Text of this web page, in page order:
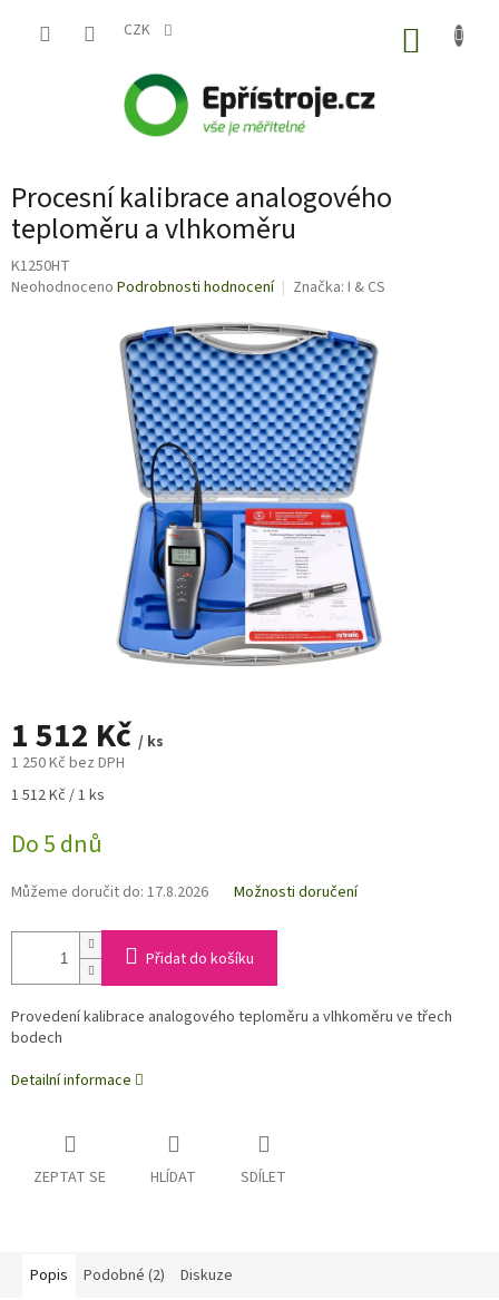
CZK
Procesní kalibrace analogového
teploměru a vlhkoměru
K1250HT
Průměrné
Neohodnoceno Podrobnosti hodnocení Značka: I & CS
1 512 Kč / ks
1 250 Kč bez DPH
Měrná
1 512 Kč / 1 ks
Do 5 dnů
Můžeme doručit do: 17.8.2026 Možnosti doručení
Přidat do košíku
Provedení kalibrace analogového teploměru a vlhkoměru ve třech
bodech
Detailní informace
ZEPTAT SE HLÍDAT SDÍLET
Popis Podobné (2) Diskuze